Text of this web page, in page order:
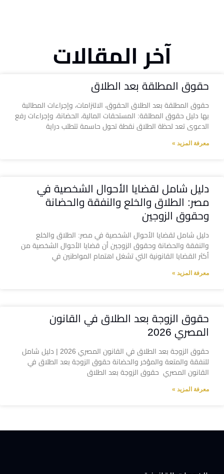
آخر المقالات
حقوق المطلقة بعد الطلاق
حقوق المطلقة بعد الطلاق الحقوق، الالتزامات، وإجراءات المطالبة
بها دليل حقوق المطلقة: المستحقات المالية، الحضانة، وإجراءات رفع
الدعوى تعد لحظة الطلاق نقطة تحول حاسمة تتطلب دراية
معرفة المزيد »
دليل شامل لقضايا الأحوال الشخصية في
مصر: الطلاق والخلع والنفقة والحضانة
وحقوق الزوجين
دليل شامل لقضايا الأحوال الشخصية في مصر: الطلاق والخلع
والنفقة والحضانة وحقوق الزوجين أن قضايا الأحوال الشخصية من
أكثر القضايا القانونية التي تشغل اهتمام المواطنين في
معرفة المزيد »
حقوق الزوجة بعد الطلاق في القانون
المصري 2026
حقوق الزوجة بعد الطلاق في القانون المصري 2026 | دليل شامل
للنفقة والمتعة والمؤخر والحضانة حقوق الزوجة بعد الطلاق في
القانون المصري حقوق الزوجة بعد الطلاق
معرفة المزيد »